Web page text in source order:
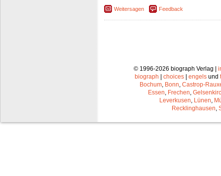
Weitersagen Feedback
© 1996-2026 biograph Verlag |
biograph | choices | engels und
Bochum Bonn Castrop-
Essen Frechen
Leverkusen Lünen
Recklinghausen